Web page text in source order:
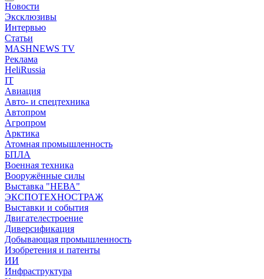
Новости
Эксклюзивы
Интервью
Статьи
MASHNEWS TV
Реклама
HeliRussia
IT
Авиация
Авто- и спецтехника
Автопром
Агропром
Арктика
Атомная промышленность
БПЛА
Военная техника
Вооружённые силы
Выставка "НЕВА"
ЭКСПОТЕХНОСТРАЖ
Выставки и события
Двигателестроение
Диверсификация
Добывающая промышленность
Изобретения и патенты
ИИ
Инфраструктура